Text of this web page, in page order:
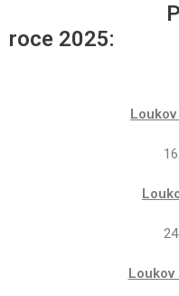
roce 2025:
Loukov
Loukov